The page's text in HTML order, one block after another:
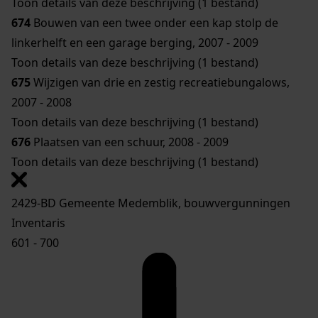
674 Bouwen van een twee onder een kap stolp de
linkerhelft en een garage berging, 2007 - 2009
Toon details van deze beschrijving (1 bestand)
675Wijzigen van drie en zestig recreatiebungalows,
2007 - 2008
Toon details van deze beschrijving (1 bestand)
676 Plaatsen van een schuur, 2008 - 2009
Toon details van deze beschrijving (1 bestand)
2429-BD Gemeente Medemblik, bouwvergunningen
Inventaris
601 - 700